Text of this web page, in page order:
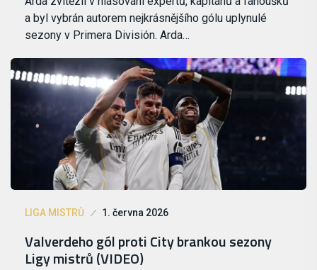
a byl vybrán autorem nejkrásnějšího gólu uplynulé
sezony v Primera División. Arda…
LIGA MISTRŮ 1. června 2026
Valverdeho gól proti City brankou sezony
Ligy mistrů (VIDEO)